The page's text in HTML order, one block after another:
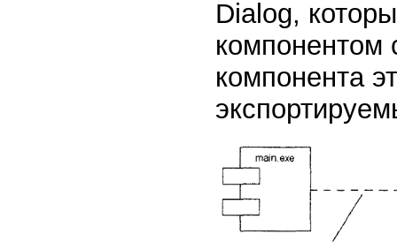
Dialog,
компонентом
компонента